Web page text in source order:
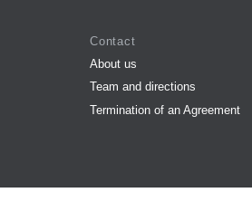
Contact
About us
Team and directions
Termination of an Agreement